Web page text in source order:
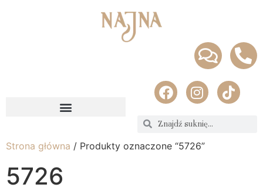
Strona główna / Produkty oznaczone “5726”
5726